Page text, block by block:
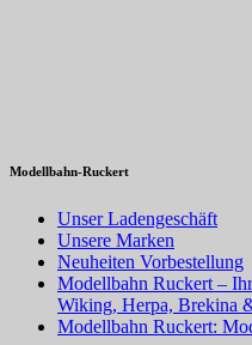
Modellbahn-Ruckert
Unser Ladengeschäft
Unsere Marken
Neuheiten Vorbestellung
Modellbahn Ruckert –
Wiking, Herpa, Brekina
Modellbahn Ruckert: